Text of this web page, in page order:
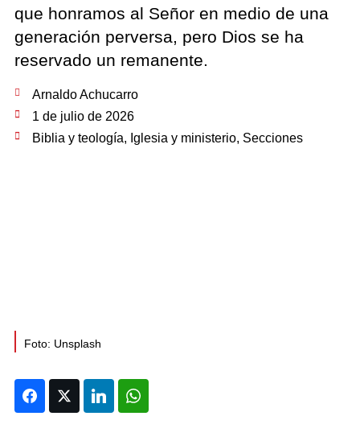
que honramos al Señor en medio de una
generación perversa, pero Dios se ha
reservado un remanente.
Arnaldo Achucarro
1 de julio de 2026
Biblia y teología, Iglesia y ministerio, Secciones
Foto: Unsplash
FacebookTwitter LinkedIn